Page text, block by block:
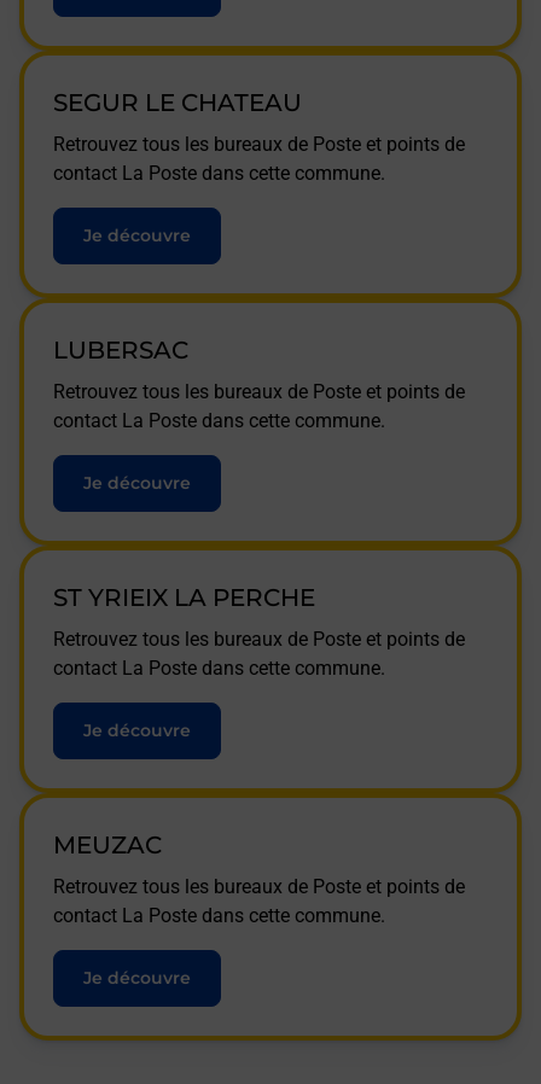
SEGUR LE CHATEAU
Retrouvez tous les bureaux de Poste et points de
contact La Poste dans cette commune.
Je découvre
LUBERSAC
Retrouvez tous les bureaux de Poste et points de
contact La Poste dans cette commune.
Je découvre
ST YRIEIX LA PERCHE
Retrouvez tous les bureaux de Poste et points de
contact La Poste dans cette commune.
Je découvre
MEUZAC
Retrouvez tous les bureaux de Poste et points de
contact La Poste dans cette commune.
Je découvre